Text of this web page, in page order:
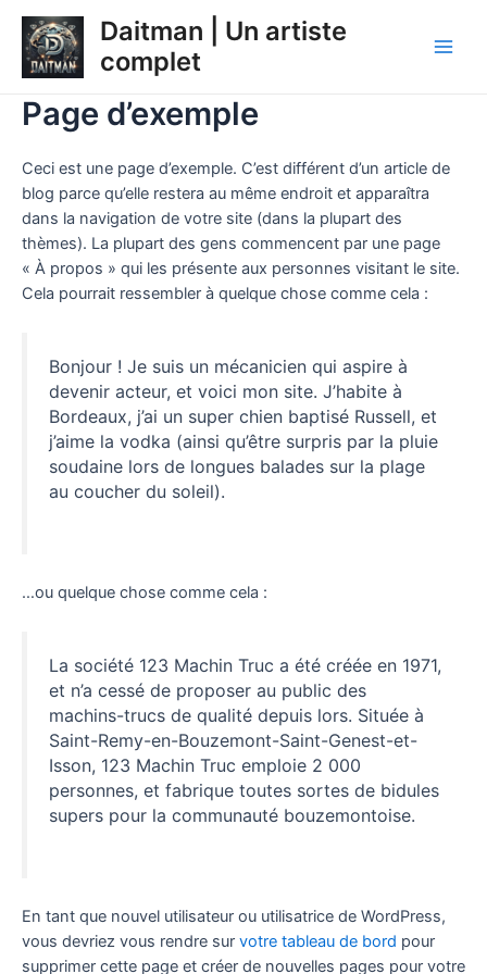
contenu
Daitman | Un artiste
complet
Page d’exemple
Ceci est une page d’exemple. C’est différent d’un article de
blog parce qu’elle restera au même endroit et apparaîtra
dans la navigation de votre site (dans la plupart des
thèmes). La plupart des gens commencent par une page
« À propos » qui les présente aux personnes visitant le site.
Cela pourrait ressembler à quelque chose comme cela :
Bonjour ! Je suis un mécanicien qui aspire à
devenir acteur, et voici mon site. J’habite à
Bordeaux, j’ai un super chien baptisé Russell, et
j’aime la vodka (ainsi qu’être surpris par la pluie
soudaine lors de longues balades sur la plage
au coucher du soleil).
…ou quelque chose comme cela :
La société 123 Machin Truc a été créée en 1971,
et n’a cessé de proposer au public des
machins-trucs de qualité depuis lors. Située à
Saint-Remy-en-Bouzemont-Saint-Genest-et-
Isson, 123 Machin Truc emploie 2 000
personnes, et fabrique toutes sortes de bidules
supers pour la communauté bouzemontoise.
En tant que nouvel utilisateur ou utilisatrice de WordPress,
vous devriez vous rendre sur votre tableau de bord pour
supprimer cette page et créer de nouvelles pages pour votre